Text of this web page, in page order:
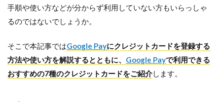
手順や使い方などが分からず利用していない方もいらっしゃ
るのではないでしょうか。
そこで本記事ではGoogle Payにクレジットカードを登録する
方法や使い方を解説するとともに、 Google Payで利用できる
おすすめの7種のクレジットカードをご紹介します。